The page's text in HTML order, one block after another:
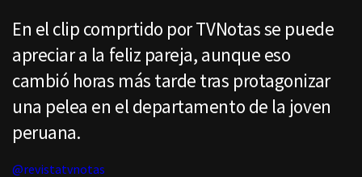
En el clip comprtido por TVNotas se puede
apreciar a la feliz pareja, aunque eso
cambió horas más tarde tras protagonizar
una pelea en el departamento de la joven
peruana.
@revistatvnotas